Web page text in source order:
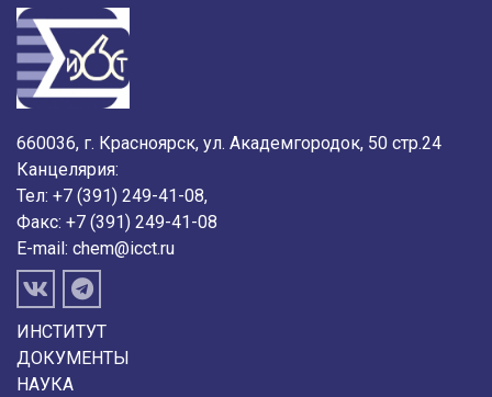
660036, г. Красноярск, ул. Академгородок, 50 стр.24
Канцелярия:
Тел: +7 (391) 249-41-08,
Факс: +7 (391) 249-41-08
E-mail: chem@icct.ru
ИНСТИТУТ
ДОКУМЕНТЫ
НАУКА